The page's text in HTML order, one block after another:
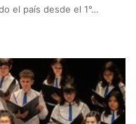
el país desde el 1°…